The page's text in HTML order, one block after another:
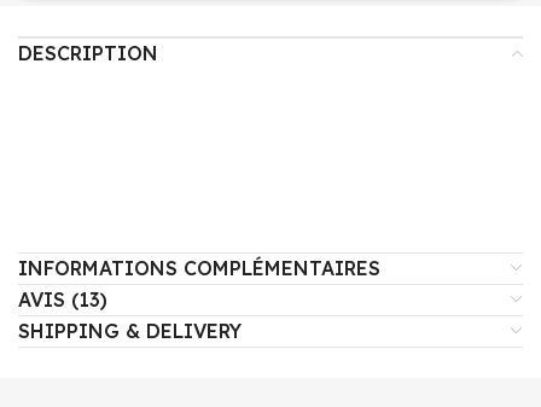
DESCRIPTION
INFORMATIONS COMPLÉMENTAIRES
AVIS (13)
SHIPPING & DELIVERY